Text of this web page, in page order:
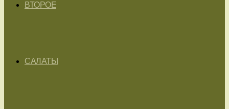
ВТОРОЕ
САЛАТЫ